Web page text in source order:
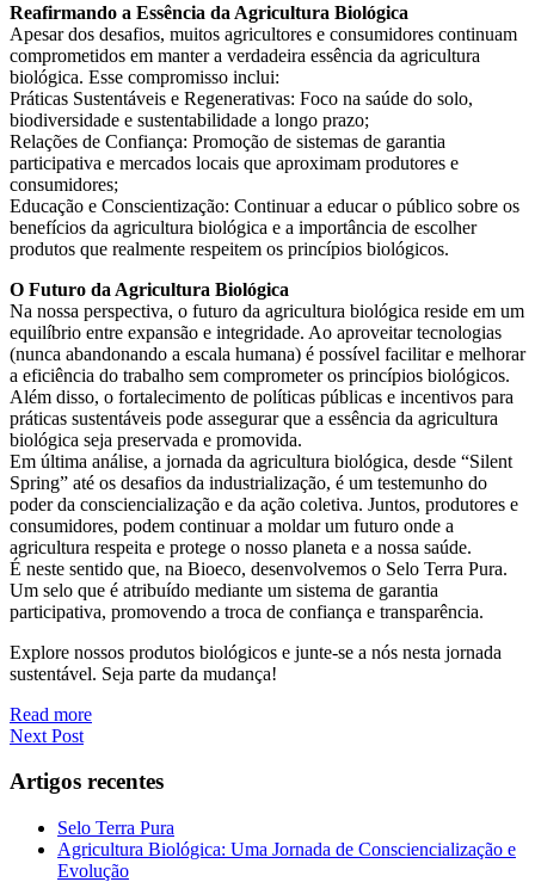
Reafirmando a Essência da Agricultura Biológica
Apesar dos desafios, muitos agricultores e consumidores continuam
comprometidos em manter a verdadeira essência da agricultura
biológica. Esse compromisso inclui:
Práticas Sustentáveis e Regenerativas: Foco na saúde do solo,
biodiversidade e sustentabilidade a longo prazo;
Relações de Confiança: Promoção de sistemas de garantia
participativa e mercados locais que aproximam produtores e
consumidores;
Educação e Conscientização: Continuar a educar o público sobre os
benefícios da agricultura biológica e a importância de escolher
produtos que realmente respeitem os princípios biológicos.
O Futuro da Agricultura Biológica
Na nossa perspectiva, o futuro da agricultura biológica reside em um
equilíbrio entre expansão e integridade. Ao aproveitar tecnologias
(nunca abandonando a escala humana) é possível facilitar e melhorar
a eficiência do trabalho sem comprometer os princípios biológicos.
Além disso, o fortalecimento de políticas públicas e incentivos para
práticas sustentáveis pode assegurar que a essência da agricultura
biológica seja preservada e promovida.
Em última análise, a jornada da agricultura biológica, desde “Silent
Spring” até os desafios da industrialização, é um testemunho do
poder da consciencialização e da ação coletiva. Juntos, produtores e
consumidores, podem continuar a moldar um futuro onde a
agricultura respeita e protege o nosso planeta e a nossa saúde.
É neste sentido que, na Bioeco, desenvolvemos o Selo Terra Pura.
Um selo que é atribuído mediante um sistema de garantia
participativa, promovendo a troca de confiança e transparência.
Explore nossos produtos biológicos e junte-se a nós nesta jornada
sustentável. Seja parte da mudança!
Read more
Next Post
Artigos recentes
Selo Terra Pura
Agricultura Biológica: Uma Jornada de Consciencialização e
Evolução